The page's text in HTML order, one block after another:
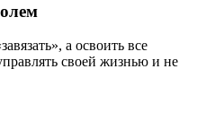
а освоить все
своей жизнью и не